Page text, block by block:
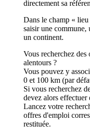
directement sa
Dans le champ «
saisir une commune,
un continent.
Vous recherchez des
alentours ?
Vous pouvez y
0 et 100 km (par
Si vous recherchez
devez alors effectuer
Lancez votre
offres d'emploi
restituée.